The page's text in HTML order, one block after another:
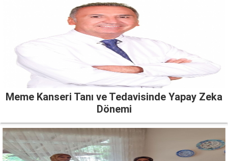
Meme Kanseri Tanı ve Tedavisinde Yapay Zeka
Dönemi